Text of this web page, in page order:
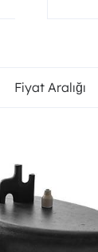
Fiyat Aralığı